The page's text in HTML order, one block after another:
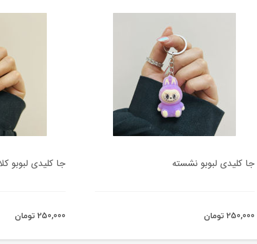
جا کلیدی لبوبو نشسته
250,000 تومان
جا کلیدی لبوبو
250,000 تومان